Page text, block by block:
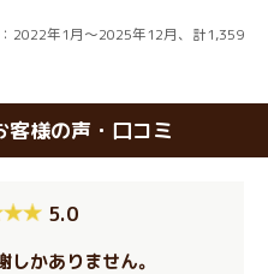
2022年1月～2025年12月、計1,359
客様の声・口コミ
5.0
かありません。